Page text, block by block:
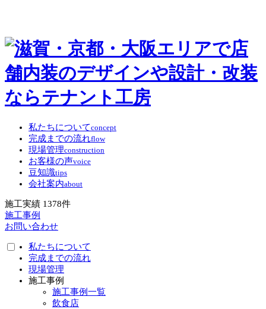
私たちについてconcept
完成までの流れflow
現場管理construction
お客様の声voice
豆知識tips
会社案内about
施工実績 1378件
施工事例
お問い合わせ
私たちについて
完成までの流れ
現場管理
施工事例
施工事例一覧
飲食店